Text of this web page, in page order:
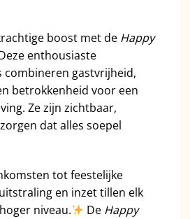
boost met de Happy
enthousiaste
combineren gastvrijheid,
betrokkenheid voor een
Ze zijn zichtbaar,
dat alles soepel
tot feestelijke
en inzet tillen elk
niveau.
De Happy